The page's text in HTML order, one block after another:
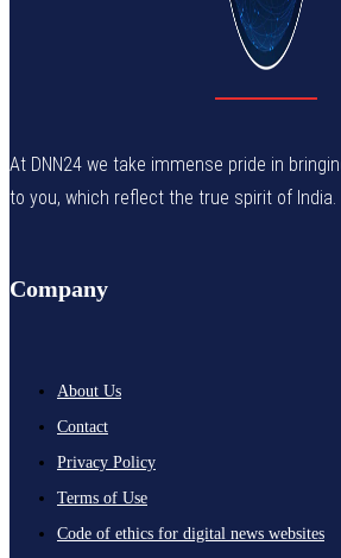
At DNN24 we take immense pride in
to you, which reflect the true spirit of India.
Company
About Us
Contact
Privacy Policy
Terms of Use
Code of ethics for digital news websites